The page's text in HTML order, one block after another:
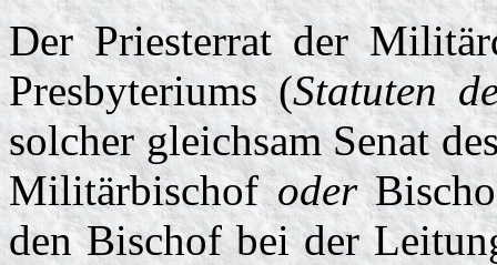
Der Priesterrat der
Presbyteriums (Statuten
solcher gleichsam Senat
Militärbischofoder
den Bischof bei der